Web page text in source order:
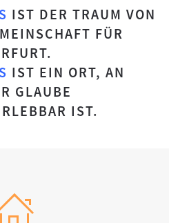
IST DER TRAUM VON
FÜR
IST EIN ORT, AN
GLAUBE
IST.